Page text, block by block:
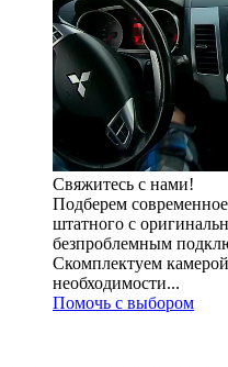
Свяжитесь с нами!
Подберем
штатного с
безпроблемным
Скомплектуем
необходимости...
Помочь с выбором